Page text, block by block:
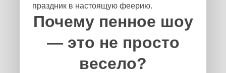
праздник в настоящую феерию.
Почему пенное шоу
— это не просто
весело?